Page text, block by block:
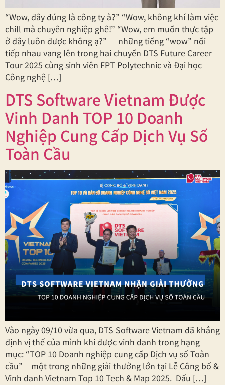
“Wow, đây đúng là công ty à?” “Wow, không khí làm việc
chill mà chuyên nghiệp ghê!” “Wow, em muốn thực tập
ở đây luôn được không ạ?” — những tiếng “wow” nối
tiếp nhau vang lên trong hai chuyến DTS Future Career
Tour 2025 cùng sinh viên FPT Polytechnic và Đại học
Công nghệ […]
DTS Software Vietnam Được
Vinh Danh TOP 10 Doanh
Nghiệp Cung Cấp Dịch Vụ Số
Toàn Cầu
Vào ngày 09/10 vừa qua, DTS Software Vietnam đã khẳng
định vị thế của mình khi được vinh danh trong hạng
mục: “TOP 10 Doanh nghiệp cung cấp Dịch vụ số Toàn
cầu” – một trong những giải thưởng lớn tại Lễ Công bố &
Vinh danh Vietnam Top 10 Tech & Map 2025. Dấu […]